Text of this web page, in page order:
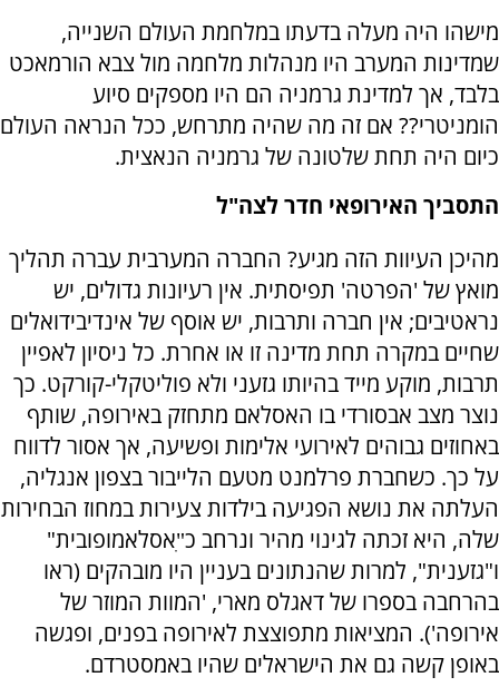
מישהו היה מעלה בדעתו במלחמת העולם השנייה,
שמדינות המערב היו מנהלות מלחמה מול צבא הורמאכט
בלבד, אך למדינת גרמניה הם היו מספקים סיוע
הומניטרי?? אם זה מה שהיה מתרחש, ככל הנראה העולם
כיום היה תחת שלטונה של גרמניה הנאצית.
התסביך האירופאי חדר לצה"ל
מהיכן העיוות הזה מגיע? החברה המערבית עברה תהליך
מואץ של 'הפרטה' תפיסתית. אין רעיונות גדולים, יש
נראטיבים; אין חברה ותרבות, יש אוסף של אינדיבידואלים
שחיים במקרה תחת מדינה זו או אחרת. כל ניסיון לאפיין
תרבות, מוקע מייד בהיותו גזעני ולא פוליטקלי-קורקט. כך
נוצר מצב אבסורדי בו האסלאם מתחזק באירופה, שותף
באחוזים גבוהים לאירועי אלימות ופשיעה, אך אסור לדווח
על כך. כשחברת פרלמנט מטעם הלייבור בצפון אנגליה,
העלתה את נושא הפגיעה בילדות צעירות במחוז הבחירות
שלה, היא זכתה לגינוי מהיר ונרחב כ"ִאסלאמופובית"
ו"גזענית", למרות שהנתונים בעניין היו מובהקים (ראו
בהרחבה בספרו של דאגלס מארי, 'המוות המוזר של
אירופה'). המציאות מתפוצצת לאירופה בפנים, ופגשה
באופן קשה גם את הישראלים שהיו באמסטרדם.